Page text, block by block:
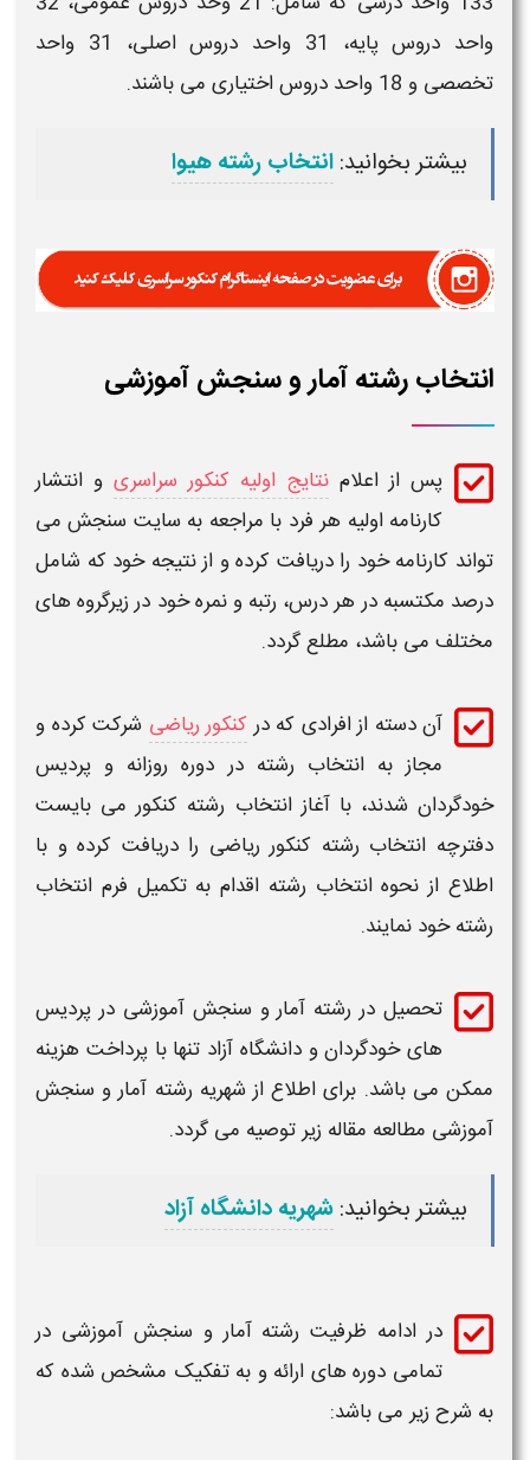
واحد دروس پایه، 31 واحد دروس اصلی، 31 واحد
تخصصی و 18 واحد دروس اختیاری می باشند.
بیشتر بخوانید:انتخاب رشته هیوا
انتخاب رشته آمار و سنجش آموزشی
پس از اعلام نتایج اولیه کنکور سراسری و انتشار
کارنامه اولیه هر فرد با مراجعه به سایت سنجش می
تواند کارنامه خود را دریافت کرده و از نتیجه خود که شامل
درصد مکتسبه در هر درس، رتبه و نمره خود در زیرگروه های
مختلف می باشد، مطلع گردد.
آن دسته از افرادی که در کنکور ریاضی شرکت کرده و
مجاز بهانتخاب رشتهدر دوره روزانه و پردیس
خودگردان شدند، با آغازانتخاب رشته کنکور می بایست
دفترچه انتخاب رشته کنکور ریاضی را دریافت کرده و با
اطلاع از نحوهانتخاب رشته اقدام به تکمیل فرم انتخاب
رشتهخود نمایند.
تحصیل در رشته آمار و سنجش آموزشیدر پردیس
های خودگردان ودانشگاه آزاد تنها با پرداخت هزینه
ممکن می باشد. برای اطلاع از شهریه رشته آمار و سنجش
آموزشی مطالعه مقاله زیر توصیه می گردد.
بیشتر بخوانید:شهریه دانشگاه آزاد
در ادامه ظرفیت رشتهآمار و سنجش آموزشی در
تمامی دوره های ارائه و به تفکیک مشخص شده که
به شرح زیر می باشد: